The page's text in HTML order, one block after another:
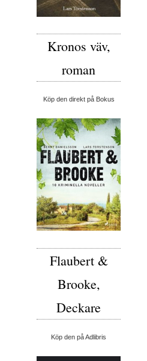
Kronos väv,
roman
Köp den direkt på Bokus
Flaubert &
Brooke,
Deckare
Köp den på Adlibris